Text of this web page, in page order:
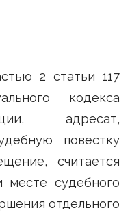
2 статьи 117
кодекса
адресат,
повестку
считается
судебного
отдельного